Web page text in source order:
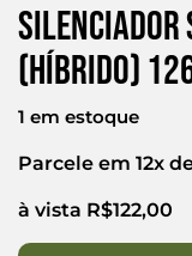
Silenciador
(híbrido)
1 em estoque
Parcele em 12x
à vista R$122,00